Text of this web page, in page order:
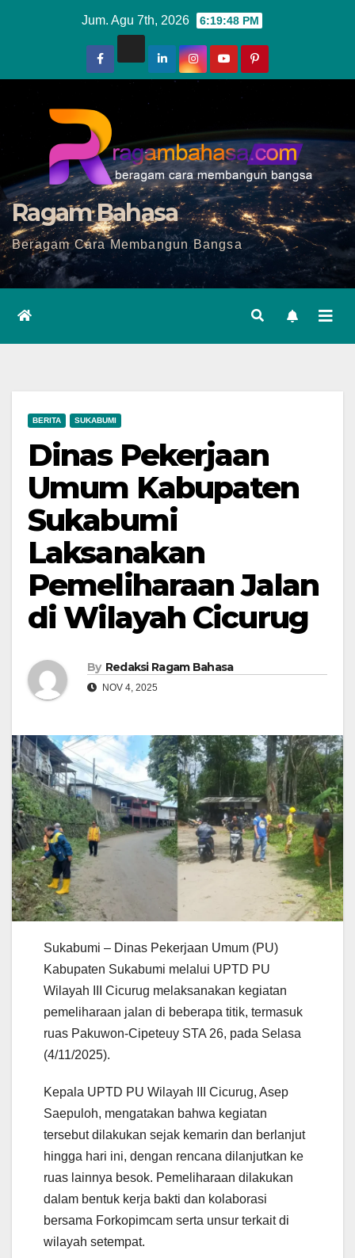
Jum. Agu 7th, 2026 6:19:50 PM
Ragam Bahasa
Beragam Cara Membangun Bangsa
BERITA SUKABUMI
Dinas Pekerjaan
Umum Kabupaten
Sukabumi
Laksanakan
Pemeliharaan Jalan
di Wilayah Cicurug
By Redaksi Ragam Bahasa
NOV 4, 2025
Sukabumi – Dinas Pekerjaan Umum (PU)
Kabupaten Sukabumi melalui UPTD PU
Wilayah III Cicurug melaksanakan kegiatan
pemeliharaan jalan di beberapa titik, termasuk
ruas Pakuwon-Cipeteuy STA 26, pada Selasa
(4/11/2025).
Kepala UPTD PU Wilayah III Cicurug, Asep
Saepuloh, mengatakan bahwa kegiatan
tersebut dilakukan sejak kemarin dan berlanjut
hingga hari ini, dengan rencana dilanjutkan ke
ruas lainnya besok. Pemeliharaan dilakukan
dalam bentuk kerja bakti dan kolaborasi
bersama Forkopimcam serta unsur terkait di
wilayah setempat.